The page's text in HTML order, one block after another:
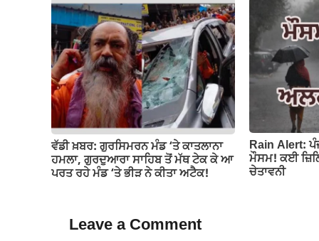
ਵੱਡੀ ਖ਼ਬਰ: ਗੁਰਸਿਮਰਨ ਮੰਡ ‘ਤੇ ਕਾਤਲਾਨਾ
ਹਮਲਾ, ਗੁਰਦੁਆਰਾ ਸਾਹਿਬ ਤੋਂ ਮੱਥ ਟੇਕ ਕੇ ਆ
ਪਰਤ ਰਹੇ ਮੰਡ ‘ਤੇ ਭੀੜ ਨੇ ਕੀਤਾ ਅਟੈਕ!
Rain Alert:
ਮੌਸਮ! ਕਈ
ਚੇਤਾਵਨੀ
Leave a Comment